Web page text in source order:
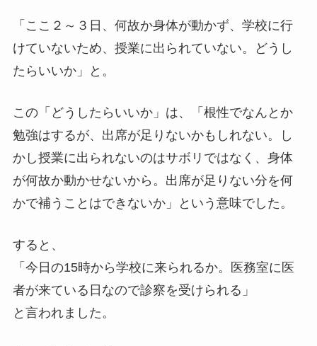
「ここ２～３日、何故か身体が動かず、学校に行
けていないため、授業に出られていない。どうし
たらいいか」と。
この「どうしたらいいか」は、「根性でなんとか
勉強はするが、出席が足りないかもしれない。し
かし授業に出られないのはサボリではなく、身体
が何故か動かせないから。出席が足りない分を何
かで補うことはできないか」という意味でした。
すると、
「今日の15時から学校に来られるか。
医務室に医
者が来ている日なので診察を受けられる」
と言われました。